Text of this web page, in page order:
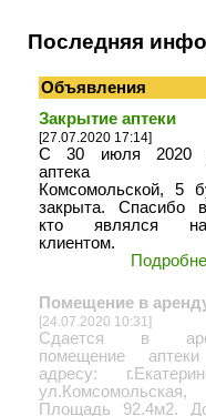
Последняя
Объявления
Закрытие аптеки
[27.07.2020 17:14]
С 30 июля 2020
аптека
Комсомольской, 5
закрыта. Спасибо
кто являлся
клиентом.
Помещение в
[24.07.2020 10:31]
Сдается в
помещение
адресу:
Площадь 92.4м2.